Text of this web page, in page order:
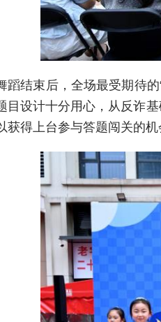
蹈结束后，全场最受期待
目设计十分用心，从反诈
获得上台参与答题闯关的机